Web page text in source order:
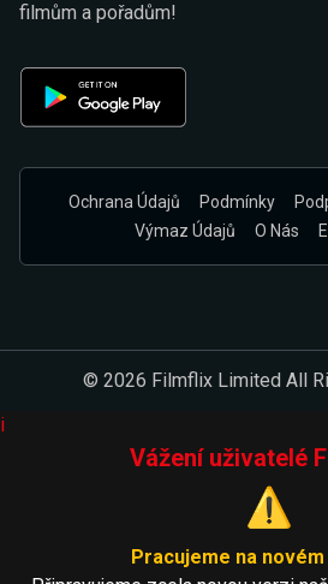
filmům a pořadům!
Ochrana Údajů Podmínky
Výmaz Údajů
O Nás
© 2026 Filmflix Limited All
i
Vážení uživatelé
⚠️
Pracujeme na novém